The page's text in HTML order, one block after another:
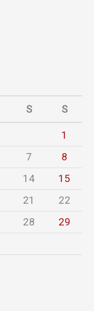
S S
1
7
8
14
15
21
22
28
29